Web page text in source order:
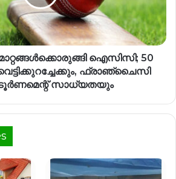
മാറ്റങ്ങൾക്കൊരുങ്ങി ഐസിസി; 50
ഫ്രാഞ്ചൈസി
സാധ്യതയും